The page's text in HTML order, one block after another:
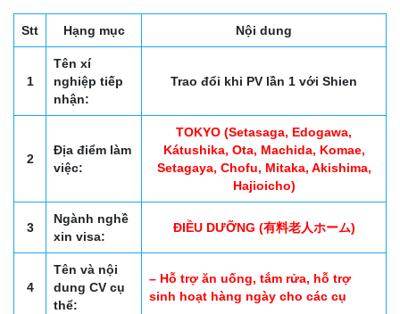
Stt Hạng mục Nội dung
1
Tên xí
nghiệp tiếp
nhận:
Trao đổi khi PV lần 1 với Shien
2
Địa điểm làm
việc:
TOKYO (Setasaga, Edogawa,
Kátushika, Ota, Machida, Komae,
Setagaya, Chofu, Mitaka, Akishima,
Hajioicho)
3
Ngành nghề
xin visa:
ĐIỀU DƯỠNG (有料老人ホーム)
4
Tên và nội
dung CV cụ
thể:
– Hỗ trợ ăn uống, tắm rửa, hỗ trợ
sinh hoạt hàng ngày cho các cụ